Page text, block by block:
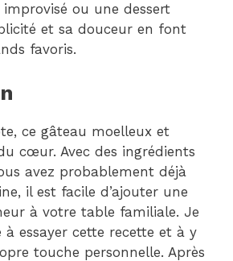
ou une dessert
et sa douceur en font
favoris.
ce gâteau moelleux et
cœur. Avec des ingrédients
avez probablement déjà
il est facile d’ajouter une
à votre table familiale. Je
à essayer cette recette et à y
touche personnelle. Après